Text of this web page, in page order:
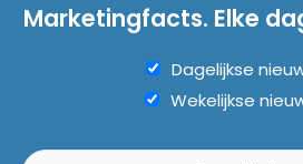
Marketingfacts. Elke
Dagelijkse
Wekelijkse